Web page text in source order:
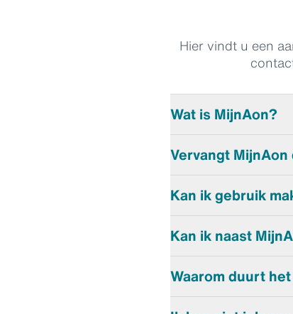
Hier vindt u een
Wat is MijnAon?
in één (beveiligde)
persoonlijkeMijnAon.
Vervangt
Kan ik gebruik
van uw eigen digitale
Kan ik naast
ondernemer nog
Waarom duurt